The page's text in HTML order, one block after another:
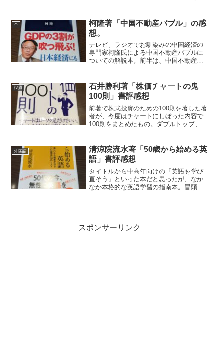
ロンドン留学時代はお金に苦労しながら
も、家族を気にかける父親と...
本
柯隆著「中国不動産バブル」の感
想。
テレビ、ラジオでお馴染みの中国経済の
専門家柯隆氏による中国不動産バブルに
ついての解説本。前半は、中国不動産バ
述べられている。日本のバブルとの比較
しての中国特有の事情につ...
投資
石井勝利著「株価チャートの鬼
100則」書評感想
前著で株式投資のための100則を著した著
者が、今度はチャートにしぼった内容で
100則をまとめたもの。ダブルトップ、デ
レベルのチャートの見方についてページ
が割かれている。...
外国語
清涼院流水著「50歳から始める英
語」書評感想
タイトルから中高年向けの「英語を学び
直そう」といった本だと思ったが、なか
なか本格的な英語学習の指南本。冒頭は
スポンサーリンク